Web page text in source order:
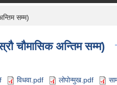
सम्म)
चाैमासिक अन्तिम सम्म)
विधवा.pdf लोपोन्मुख.pdf